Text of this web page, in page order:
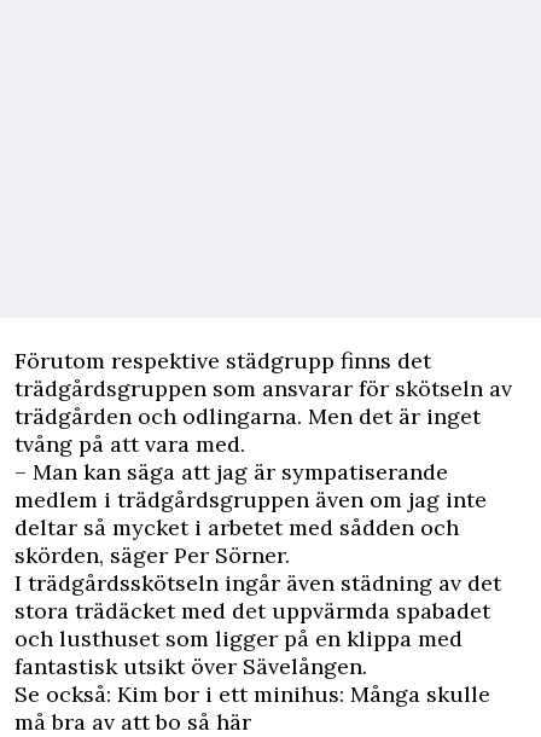
Förutom respektive städgrupp finns det
trädgårdsgruppen som ansvarar för skötseln av
trädgården och odlingarna. Men det är inget
tvång på att vara med.
– Man kan säga att jag är sympatiserande
medlem i trädgårdsgruppen även om jag inte
deltar så mycket i arbetet med sådden och
skörden, säger Per Sörner.
I trädgårdsskötseln ingår även städning av det
stora trädäcket med det uppvärmda spabadet
och lusthuset som ligger på en klippa med
fantastisk utsikt över Sävelången.
Se också: Kim bor i ett minihus: Många skulle
må bra av att bo så här